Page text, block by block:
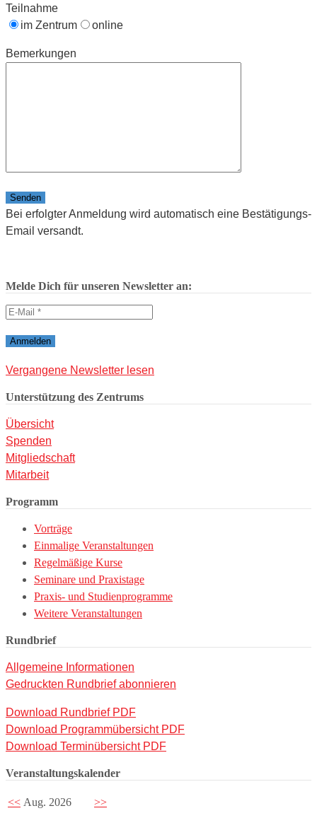
Teilnahme
im Zentrum
online
Bemerkungen
Bitte lasse dieses Feld leer.
Bei erfolgter Anmeldung wird automatisch eine Bestätigungs-
Email versandt.
Melde Dich für unseren Newsletter an:
Vergangene Newsletter lesen
Unterstützung des Zentrums
Übersicht
Spenden
Mitgliedschaft
Mitarbeit
Programm
Vorträge
Einmalige Veranstaltungen
Regelmäßige Kurse
Seminare und Praxistage
Praxis- und Studienprogramme
Weitere Veranstaltungen
Rundbrief
Allgemeine Informationen
Gedruckten Rundbrief abonnieren
Download Rundbrief PDF
Download Programmübersicht PDF
Download Terminübersicht PDF
Veranstaltungskalender
<< Aug. 2026
>>